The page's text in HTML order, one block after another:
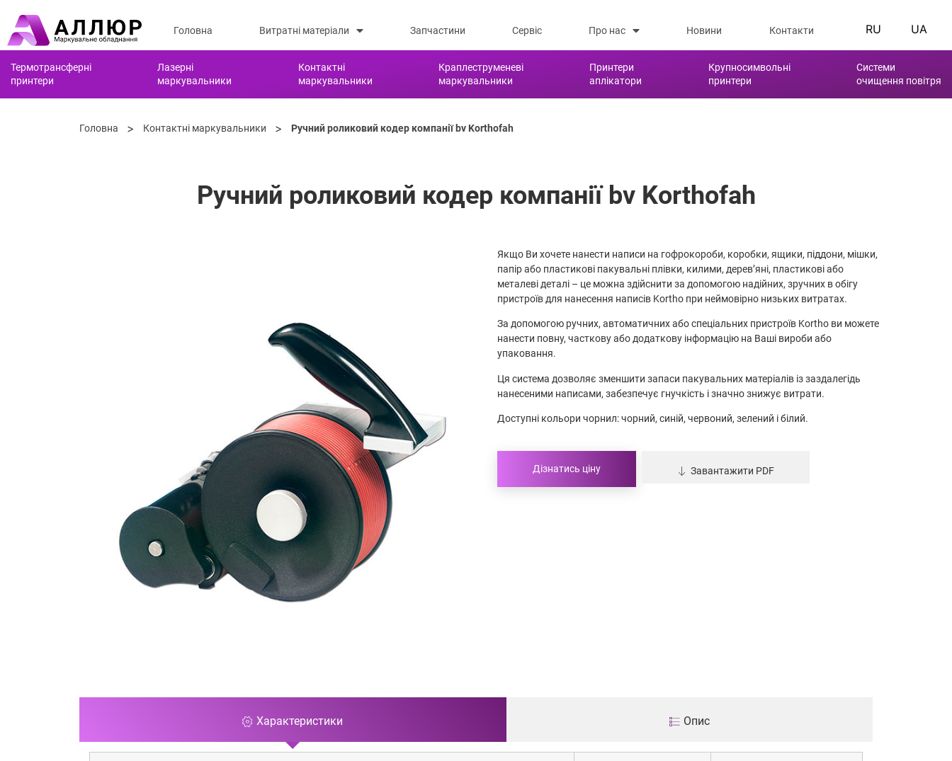
Головна Витратні матеріали Запчастини Сервіс Про нас Новини Контакти RU UA
Термотрансферні
принтери
Лазерні
маркувальники
Контактні
маркувальники
Краплеструменеві
маркувальники
Принтери
аплікатори
Крупносимвольні
принтери
Системи
очищення повітря
Головна > Контактні маркувальники > Ручний роликовий кодер компанії bv Korthofah
Ручний роликовий кодер компанії bv Korthofah
Якщо Ви хочете нанести написи на гофрокороби, коробки, ящики, піддони, мішки,
папір або пластикові пакувальні плівки, килими, дерев’яні, пластикові або
металеві деталі – це можна здійснити за допомогою надійних, зручних в обігу
пристроїв для нанесення написів Kortho при неймовірно низьких витратах.
За допомогою ручних, автоматичних або спеціальних пристроїв Kortho ви можете
нанести повну, часткову або додаткову інформацію на Ваші вироби або
упаковання.
Ця система дозволяє зменшити запаси пакувальних матеріалів із заздалегідь
нанесеними написами, забезпечує гнучкість і значно знижує витрати.
Доступні кольори чорнил: чорний, синій, червоний, зелений і білий.
Дізнатись ціну Завантажити PDF
Характеристики Опис